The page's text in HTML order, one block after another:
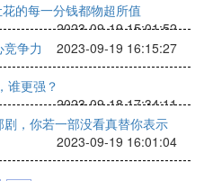
的每一分钱都物超所值
2023-09-19 15:01:52
争力
2023-09-19 16:15:27
谁更强？
2023-09-18 17:34:11
，你若一部没看真替你表示
2023-09-19 16:01:04